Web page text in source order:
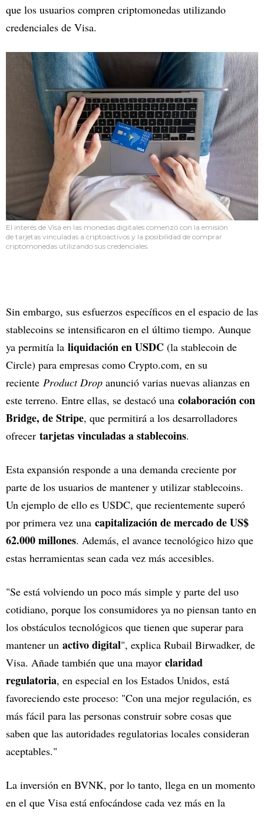
que los usuarios compren criptomonedas utilizando
credenciales de Visa.
El interés de Visa en las monedas digitales comenzó con la emisión
de tarjetas vinculadas a criptoactivos y la posibilidad de comprar
criptomonedas utilizando sus credenciales.
Sin embargo, sus esfuerzos específicos en el espacio de las
stablecoins se intensificaron en el último tiempo. Aunque
ya permitía la liquidación en USDC (la stablecoin de
Circle) para empresas como Crypto.com, en su
reciente Product Drop anunció varias nuevas alianzas en
este terreno. Entre ellas, se destacó una colaboración con
Bridge, de Stripe, que permitirá a los desarrolladores
ofrecer tarjetas vinculadas a stablecoins.
Esta expansión responde a una demanda creciente por
parte de los usuarios de mantener y utilizar stablecoins.
Un ejemplo de ello es USDC, que recientemente superó
por primera vez una capitalización de mercado de US$
62.000 millones. Además, el avance tecnológico hizo que
estas herramientas sean cada vez más accesibles.
"Se está volviendo un poco más simple y parte del uso
cotidiano, porque los consumidores ya no piensan tanto en
los obstáculos tecnológicos que tienen que superar para
mantener un activo digital", explica Rubail Birwadker, de
Visa. Añade también que una mayor claridad
regulatoria, en especial en los Estados Unidos, está
favoreciendo este proceso: "Con una mejor regulación, es
más fácil para las personas construir sobre cosas que
saben que las autoridades regulatorias locales consideran
aceptables."
La inversión en BVNK, por lo tanto, llega en un momento
en el que Visa está enfocándose cada vez más en la